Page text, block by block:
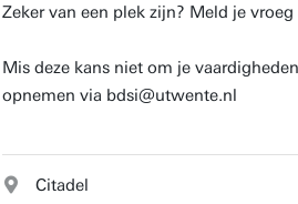
Zeker van een plek zijn? Meld je
Mis deze kans niet om je
opnemen via bdsi@utwente.nl
Citadel